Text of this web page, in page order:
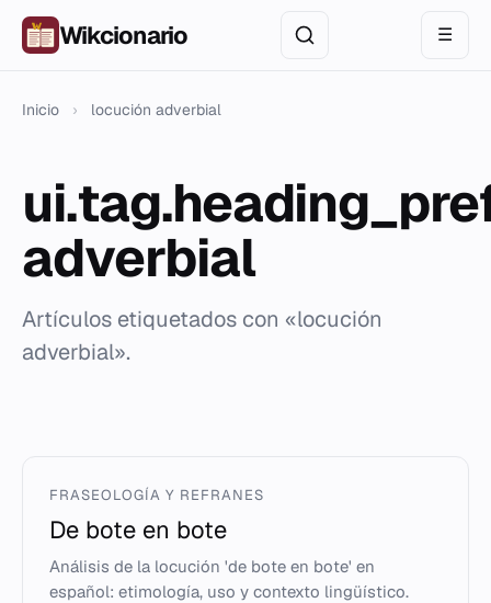
Wikcionario ☰
Inicio › locución adverbial
adverbial
Artículos etiquetados con «locución
adverbial».
FRASEOLOGÍA Y REFRANES
De bote en bote
Análisis de la locución 'de bote en bote' en
español: etimología, uso y contexto lingüístico.